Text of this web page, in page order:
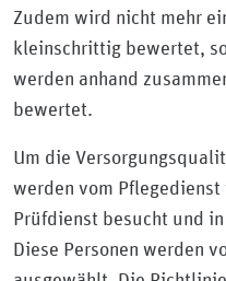
Zudem wird nicht mehr
kleinschrittig bewertet,
werden anhand
bewertet.
Um die
werden vom
Prüfdienst besucht und
Diese Personen werden